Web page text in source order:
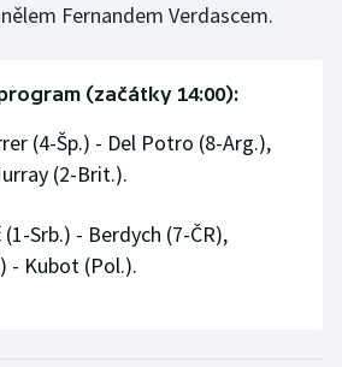
Fernandem Verdascem.
(začátky 14:00):
(4-Šp.) - Del Potro (8-Arg.),
(2-Brit.).
Srb.) - Berdych (7-ČR),
- Kubot (Pol.).